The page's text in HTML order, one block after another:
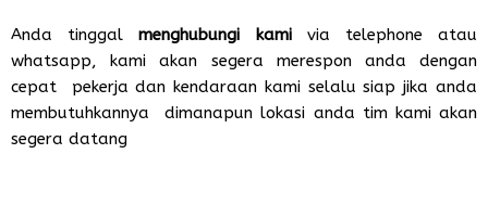
Anda tinggalmenghubungi kamivia telephone atau
whatsapp, kami akan segera merespon anda dengan
cepat pekerja dan kendaraan kami selalu siap jika anda
membutuhkannya dimanapun lokasi anda tim kami akan
segera datang